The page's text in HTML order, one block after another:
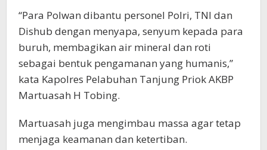
“Para Polwan dibantu personel Polri, TNI dan
Dishub dengan menyapa, senyum kepada para
buruh, membagikan air mineral dan roti
sebagai bentuk pengamanan yang humanis,”
kata Kapolres Pelabuhan Tanjung Priok AKBP
Martuasah H Tobing.
Martuasah juga mengimbau massa agar tetap
menjaga keamanan dan ketertiban.